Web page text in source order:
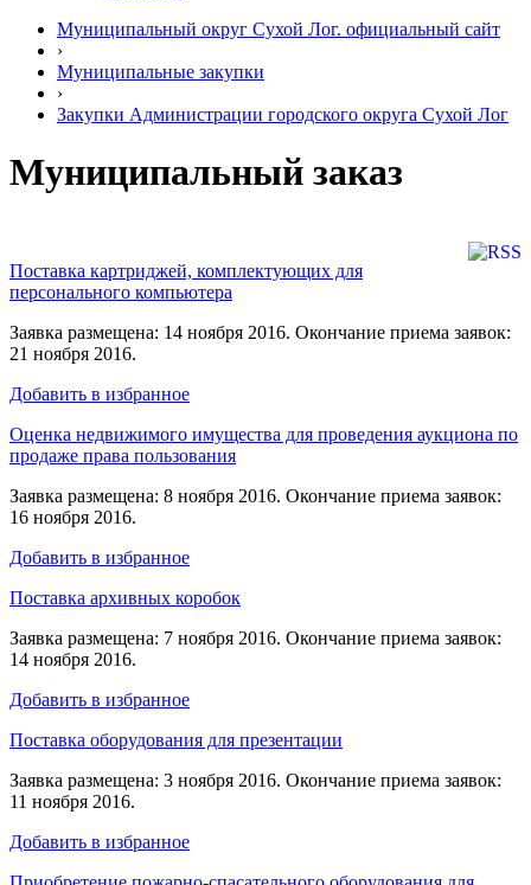
Муниципальный округ Сухой Лог. официальный сайт
›
Муниципальные закупки
›
Закупки Администрации городского округа Сухой Лог
Муниципальный заказ
Поставка картриджей, комплектующих для
персонального компьютера
Заявка размещена: 14 ноября 2016. Окончание приема заявок:
21 ноября 2016.
Добавить в избранное
Оценка недвижимого имущества для проведения аукциона по
продаже права пользования
Заявка размещена: 8 ноября 2016. Окончание приема заявок:
16 ноября 2016.
Добавить в избранное
Поставка архивных коробок
Заявка размещена: 7 ноября 2016. Окончание приема заявок:
14 ноября 2016.
Добавить в избранное
Поставка оборудования для презентации
Заявка размещена: 3 ноября 2016. Окончание приема заявок:
11 ноября 2016.
Добавить в избранное